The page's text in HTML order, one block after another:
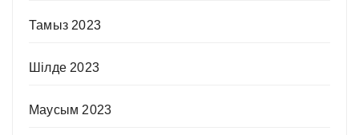
Тамыз 2023
Шілде 2023
Маусым 2023